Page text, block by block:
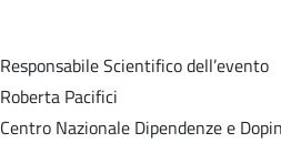
Responsabile Scientifico dell’evento
Roberta Pacifici
Centro Nazionale Dipendenze e